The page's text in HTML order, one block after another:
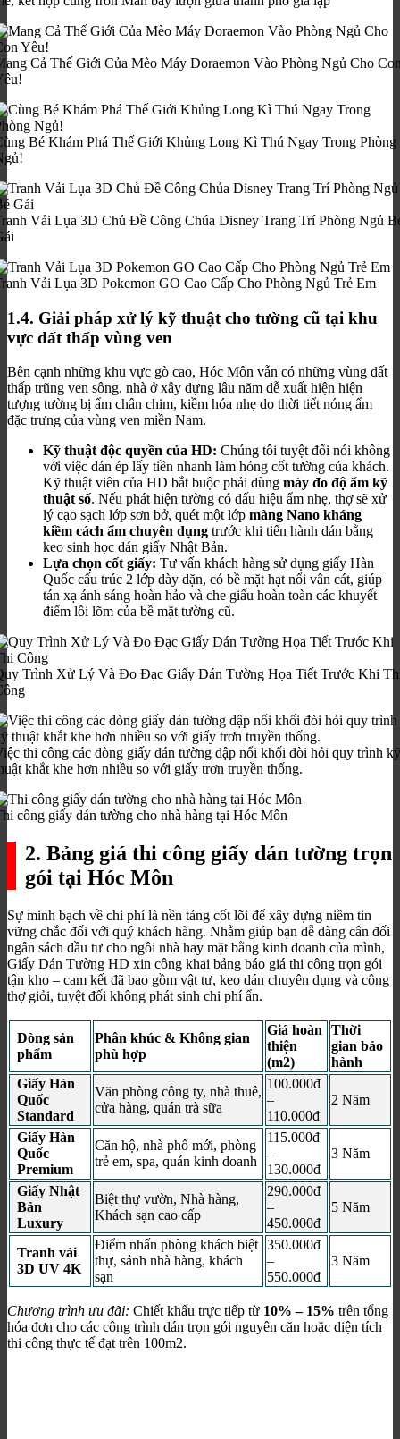
Cả Thế Giới Của Mèo Máy Doraemon Vào Phòng Ngủ Cho
Bé Khám Phá Thế Giới Khủng Long Kì Thú Ngay Trong Phòng
Vải Lụa 3D Chủ Đề Công Chúa Disney Trang Trí Phòng Ngủ
Vải Lụa 3D Pokemon GO Cao Cấp Cho Phòng Ngủ Trẻ Em
1.4. Giải pháp xử lý kỹ thuật cho tường cũ tại khu
vực đất thấp vùng ven
Bên cạnh những khu vực gò cao, Hóc Môn vẫn có những vùng đất
thấp trũng ven sông, nhà ở xây dựng lâu năm dễ xuất hiện hiện
tượng tường bị ẩm chân chim, kiềm hóa nhẹ do thời tiết nóng ẩm
đặc trưng của vùng ven miền Nam.
Kỹ thuật độc quyền của HD: Chúng tôi tuyệt đối nói không
với việc dán ép lấy tiền nhanh làm hỏng cốt tường của khách.
Kỹ thuật viên của HD bắt buộc phải dùng máy đo độ ẩm kỹ
thuật số. Nếu phát hiện tường có dấu hiệu ẩm nhẹ, thợ sẽ xử
lý cạo sạch lớp sơn bở, quét một lớp màng Nano kháng
kiềm cách ẩm chuyên dụng trước khi tiến hành dán bằng
keo sinh học dán giấy Nhật Bản.
Lựa chọn cốt giấy: Tư vấn khách hàng sử dụng giấy Hàn
Quốc cấu trúc 2 lớp dày dặn, có bề mặt hạt nổi vân cát, giúp
tán xạ ánh sáng hoàn hảo và che giấu hoàn toàn các khuyết
điểm lồi lõm của bề mặt tường cũ.
Trình Xử Lý Và Đo Đạc Giấy Dán Tường Họa Tiết Trước Khi
thi công các dòng giấy dán tường dập nổi khối đòi hỏi quy trình kỹ
khắt khe hơn nhiều so với giấy trơn truyền thống.
công giấy dán tường cho nhà hàng tại Hóc Môn
2. Bảng giá thi công giấy dán tường trọn
gói tại Hóc Môn
Sự minh bạch về chi phí là nền tảng cốt lõi để xây dựng niềm tin
vững chắc đối với quý khách hàng. Nhằm giúp bạn dễ dàng cân đối
ngân sách đầu tư cho ngôi nhà hay mặt bằng kinh doanh của mình,
Giấy Dán Tường HD xin công khai bảng báo giá thi công trọn gói
tận kho – cam kết đã bao gồm vật tư, keo dán chuyên dụng và công
thợ giỏi, tuyệt đối không phát sinh chi phí ẩn.
Dòng sản
phẩm
Phân khúc & Không gian
phù hợp
Giá hoàn
thiện
(m2)
Thời
gian bảo
hành
Giấy Hàn
Quốc
Standard
Văn phòng công ty, nhà thuê,
cửa hàng, quán trà sữa
100.000đ
–
110.000đ
2 Năm
Giấy Hàn
Quốc
Premium
Căn hộ, nhà phố mới, phòng
trẻ em, spa, quán kinh doanh
115.000đ
–
130.000đ
3 Năm
Giấy Nhật
Bản
Luxury
Biệt thự vườn, Nhà hàng,
Khách sạn cao cấp
290.000đ
–
450.000đ
5 Năm
Tranh vải
3D UV 4K
Điểm nhấn phòng khách biệt
thự, sảnh nhà hàng, khách
sạn
350.000đ
–
550.000đ
3 Năm
Chương trình ưu đãi: Chiết khấu trực tiếp từ 10% – 15% trên tổng
hóa đơn cho các công trình dán trọn gói nguyên căn hoặc diện tích
thi công thực tế đạt trên 100m2.